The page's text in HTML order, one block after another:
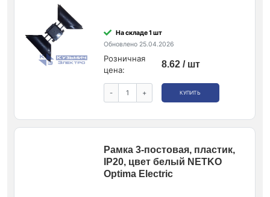
На складе 1 шт
Обновлено 25.04.2026
Розничная
цена:
8.62 / шт
- + КУПИТЬ
Рамка 3-постовая, пластик,
IP20, цвет белый NETKO
Optima Electric